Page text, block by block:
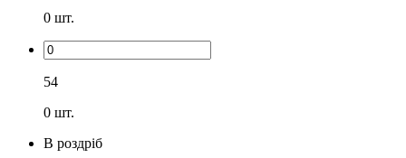
0 шт.
54
0 шт.
В роздріб